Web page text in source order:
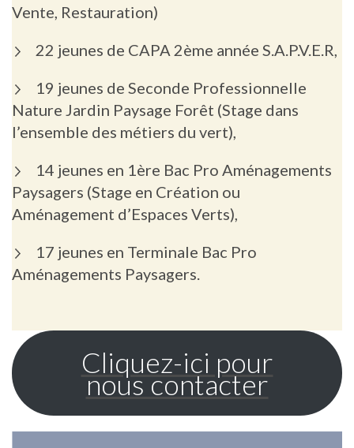
Vente, Restauration)
22 jeunes de CAPA 2ème année S.A.P.V.E.R,
19 jeunes de Seconde Professionnelle
Nature Jardin Paysage Forêt (Stage dans
l’ensemble des métiers du vert),
14 jeunes en 1ère Bac Pro Aménagements
Paysagers (Stage en Création ou
Aménagement d’Espaces Verts),
17 jeunes en Terminale Bac Pro
Aménagements Paysagers.
Cliquez-ici pour
nous contacter